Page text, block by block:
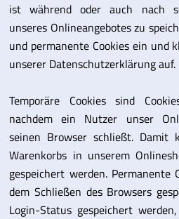
ist während oder auch nach
unseres Onlineangebotes zu
und permanente Cookies ein und
unserer Datenschutzerklärung auf.
Temporäre Cookies sind
nachdem ein Nutzer unser
seinen Browser schließt.
Warenkorbs in unserem
gespeichert werden. Permanente
dem Schließen des Browsers
Login-Status gespeichert